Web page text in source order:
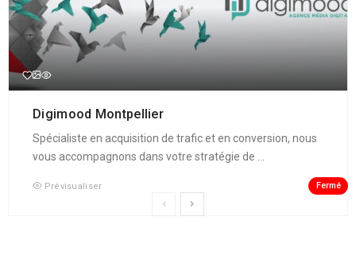
Digimood Montpellier
Spécialiste en acquisition de trafic et en conversion, nous
vous accompagnons dans votre stratégie de ...
Prévisualiser Fermé